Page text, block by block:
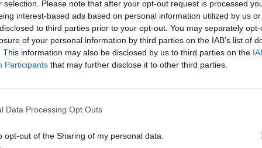
selection. Please note that after your opt-out request is processed
interest-based ads based on personal information utilized by us
to third parties prior to your opt-out. You may separately
of your personal information by third parties on the IAB’s list of
This information may also be disclosed by us to third parties on the
Participants that may further disclose it to other third parties.
Data Processing Opt Outs
opt-out of the Sharing of my personal data.
Schaefer.
hantverksbryggare inte automatiskt leder till ett
faktorer som bidrar till att göra arbetet meningsfullt
små marginaler, fysisk belastning och en ständig press
något nytt och hålla sig relevant i en hype-driven
träffande: ”Det är egentligen inte ett roligt jobb,